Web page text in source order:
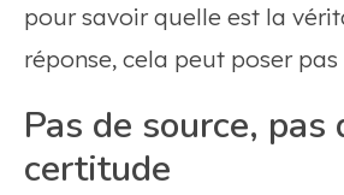
pour savoir quelle est la
réponse, cela peut poser
Pas de source, pas
certitude